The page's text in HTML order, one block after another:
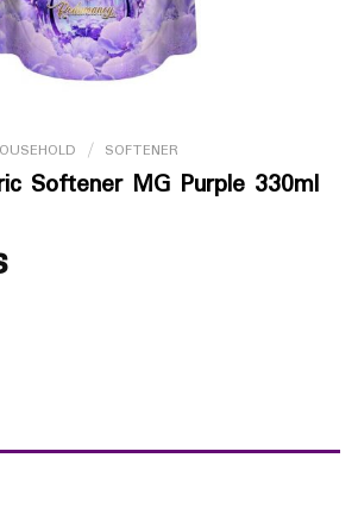
/ SOFTENER
Softener MG Purple 330ml